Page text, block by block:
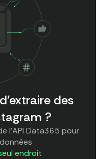
des
?
l'API Data365 pour
endroit